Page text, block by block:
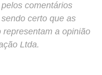
comentários
certo que as
a opinião
Ltda.